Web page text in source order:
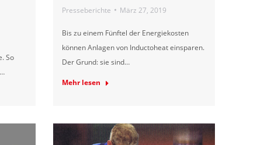
So
Presseberichte März 27, 2019
Bis zu einem Fünftel der Energiekosten
können Anlagen von Inductoheat einsparen.
Der Grund: sie sind…
Mehr lesen